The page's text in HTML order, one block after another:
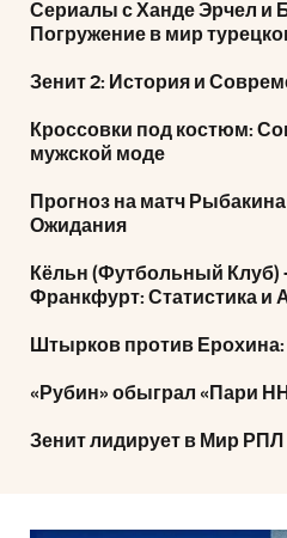
Сериалы с Ханде Эрчел и
Погружение в мир
Зенит 2: История и
Кроссовки под костюм:
мужской моде
Прогноз на матч
Ожидания
Кёльн (Футбольный Клуб)
Франкфурт: Статистика и
Штырков против
«Рубин» обыграл «Пари
Зенит лидирует в Мир РПЛ